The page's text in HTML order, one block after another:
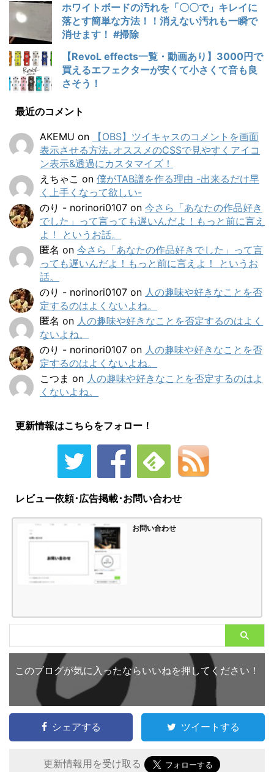
ホワイトボードの汚れを「〇〇で」キレイに
落とす簡単な方法！！消えない汚れも一瞬で
消せます！ #掃除
【RevoL effects一覧・動画あり】3000円で
買えるエフェクターが安くて小さくて音も良
さそう！
最近のコメント
AKEMU on
【OBS】ツイキャスのコメントを画面
表示させる方法｡オススメのCSSで見やすくアイコ
ン表示&透過にカスタマイズ！
えちゃこ on 僕がTAB譜を作る理由 -出来るだけ早
く上手くなって欲しい-
のり - norinori0107 on 今さら「あなたの作品好き
でした」って言っても遅いんだよ！もっと前に言え
よ！ というお話。
匿名 on 今さら「あなたの作品好きでした」って言
っても遅いんだよ！もっと前に言えよ！ というお
話。
のり - norinori0107 on 人の趣味や好きなことを否
定するのはよくないよね。
匿名 on 人の趣味や好きなことを否定するのはよく
ないよね。
のり - norinori0107 on 人の趣味や好きなことを否
定するのはよくないよね。
こつま on 人の趣味や好きなことを否定するのはよ
くないよね。
更新情報はこちらをフォロー！
レビュー依頼･広告掲載･お問い合わせ
お問い合わせ
このブログが気に入ったならいいねを押してください！
シェアする ツイートする
更新情報用を受け取る